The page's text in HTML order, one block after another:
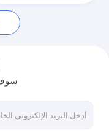
منزلقات قابلة للنفخ
منزلقات مائية قابلة
سوف